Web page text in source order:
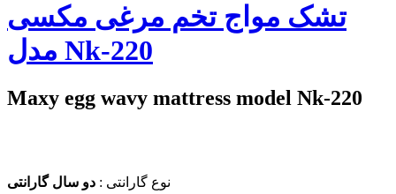
تشک مواج تخم مرغی مکسی
مدل Nk-220
Maxy egg wavy mattress model Nk-220
نوع گارانتی : دو سال گارانتی